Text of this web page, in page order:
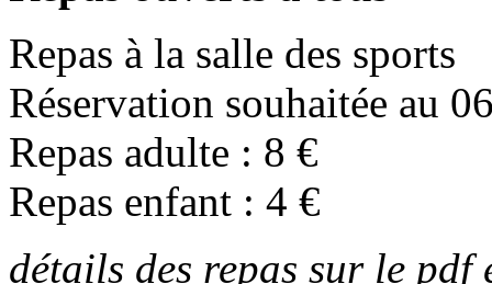
Repas à la salle des sports
Réservation souhaitée au
Repas adulte : 8 €
Repas enfant : 4 €
détails des repas sur le pdf